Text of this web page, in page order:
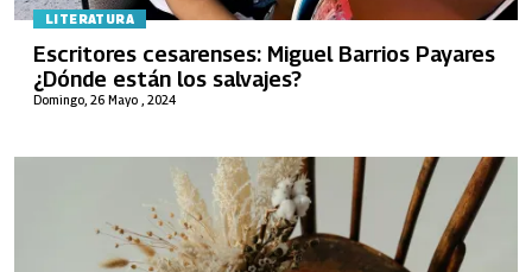
LITERATURA
Domingo, 26 Mayo , 2024
Escritores cesarenses: Miguel Barrios Payares
¿Dónde están los salvajes?